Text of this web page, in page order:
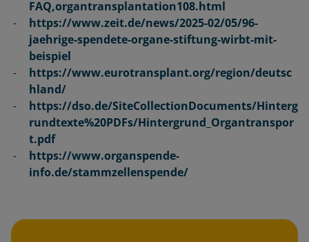
FAQ,organtransplantation108.html
https://www.zeit.de/news/2025-02/05/96-
jaehrige-spendete-organe-stiftung-wirbt-mit-
beispiel
https://www.eurotransplant.org/region/deutsc
hland/
https://dso.de/SiteCollectionDocuments/Hinterg
rundtexte%20PDFs/Hintergrund_Organtranspor
t.pdf
https://www.organspende-
info.de/stammzellenspende/